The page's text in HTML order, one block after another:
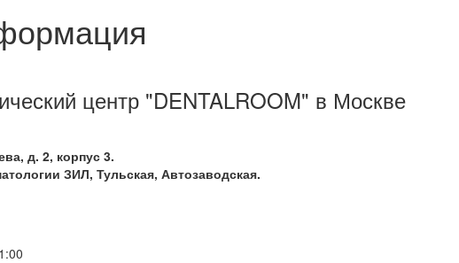
центр "DENTALROOM" в Москве
д. 2, корпус 3.
ЗИЛ, Тульская, Автозаводская.